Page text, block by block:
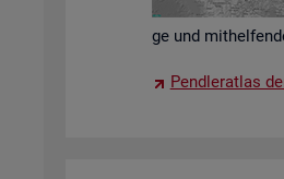
ge und
Pend­ler­at­las